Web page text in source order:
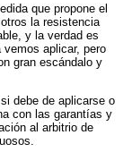
que propone el
la resistencia
y la verdad es
aplicar, pero
gran escándalo y
debe de aplicarse o
con las garantías y
al arbitrio de